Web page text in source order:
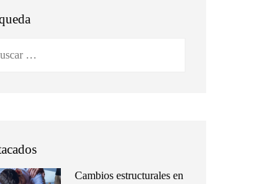
Cambios estructurales en